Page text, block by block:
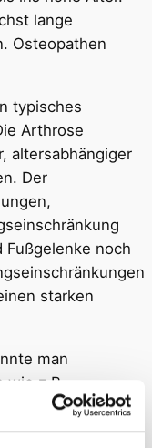
lange
Osteopathen
typisches
Arthrose
altersabhängiger
Der
noch
starken
man
z.B.
eine Rolle für